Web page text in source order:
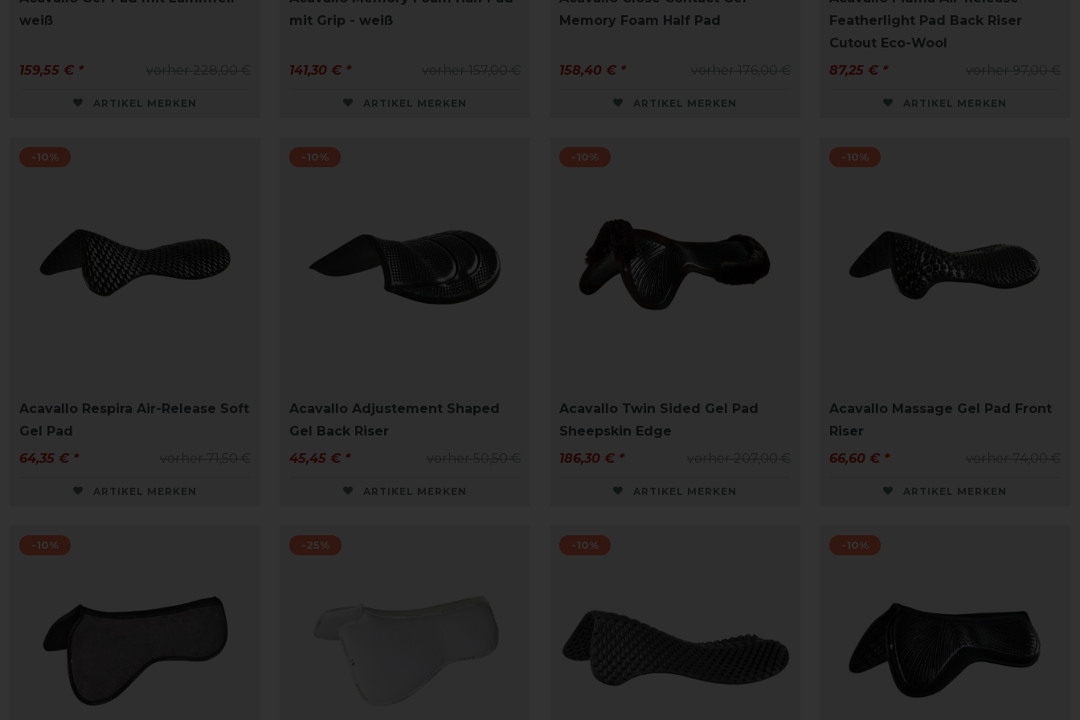
weiß
159,55 € *
ARTIKEL MERKEN
mit Grip - weiß
141,30 € *
ARTIKEL MERKEN
Memory Foam Half Pad
158,40 € *
ARTIKEL MERKEN
Featherlight Pad Back Riser
Cutout Eco-Wool
87,25 € *
ARTIKEL MERKEN
-10%
Acavallo Respira Air-Release Soft
Gel Pad
64,35 € *
ARTIKEL MERKEN
-10%
Acavallo Adjustement Shaped
Gel Back Riser
45,45 € *
ARTIKEL MERKEN
-10%
Acavallo Twin Sided Gel Pad
Sheepskin Edge
186,30 € *
ARTIKEL MERKEN
-10%
Acavallo Massage Gel Pad Front
Riser
66,60 € *
ARTIKEL MERKEN
-10% -25% -10% -10%